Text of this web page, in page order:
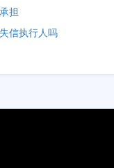
担
信执行人吗